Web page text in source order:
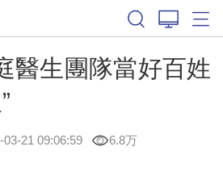
醫生團隊當好百姓
03-21 09:06:59 6.8万